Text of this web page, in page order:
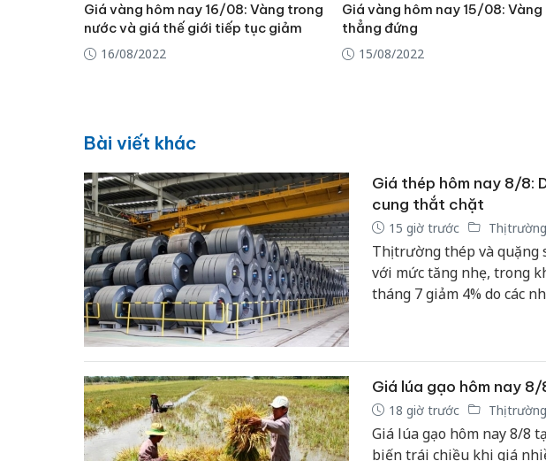
Giá vàng hôm nay 16/08: Vàng trong
nước và giá thế giới tiếp tục giảm
16/08/2022
Giá vàng hôm nay 15/08:
thẳng đứng
15/08/2022
Bài viết khác
Giá thép hôm nay 8/8:
cung thắt chặt
15 giờ trước Thị trường
Thị trường thép và
với mức tăng nhẹ, trong
tháng 7 giảm 4% do các
Giá lúa gạo hôm nay
18 giờ trước Thị trường
Giá lúa gạo hôm nay 8/8
biến trái chiều khi giá